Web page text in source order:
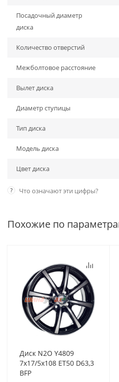
Посадочный диаметр
диска
Количество отверстий
Межболтовое расстояние
Вылет диска
Диаметр ступицы
Тип диска
Модель диска
Цвет диска
? Что означают эти цифры?
Похожие по
Диск N2O Y4809
7x17/5x108 ET50 D63,3
BFP